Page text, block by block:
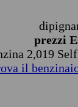
prezzi
2,019
il